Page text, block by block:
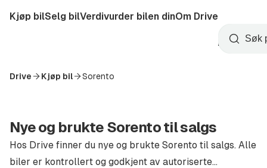
til
Startside
Kjøp bilSelg bilVerdivurder bilen dinOm Drive
Opprett
konto
Søk
Drive Kjøp bil Sorento
Nye og brukte Sorento til salgs
Hos Drive finner du nye og brukte Sorento til salgs. Alle
biler er kontrollert og godkjent av autoriserte